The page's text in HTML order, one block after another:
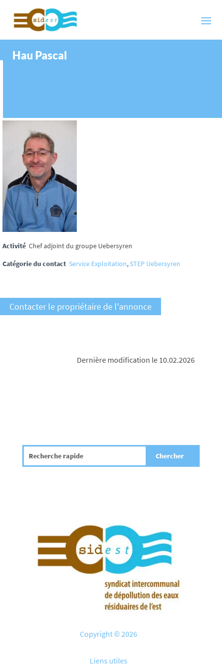
Hau Pascal
Activité Chef adjoint du groupe Uebersyren
Catégorie du contact Service Exploitation, STEP Uebersyren
Contacter le propriétaire de l'annonce
Dernière modification le 10.02.2026
Copyright © 2026
Liens utiles